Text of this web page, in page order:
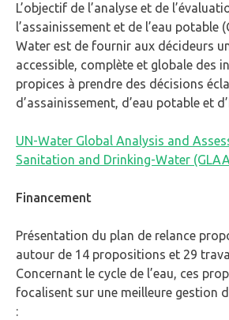
L’objectif de l’analyse et de
l’assainissement et de l’eau potable
Water est de fournir aux décideurs
accessible, complète et globale des
propices à prendre des décisions
d’assainissement, d’eau potable et
UN-Water Global Analysis and
Sanitation and Drinking-Water
Financement
Présentation du plan de relance
autour de 14 propositions et 29
Concernant le cycle de l’eau, ces
focalisent sur une meilleure gestion
: